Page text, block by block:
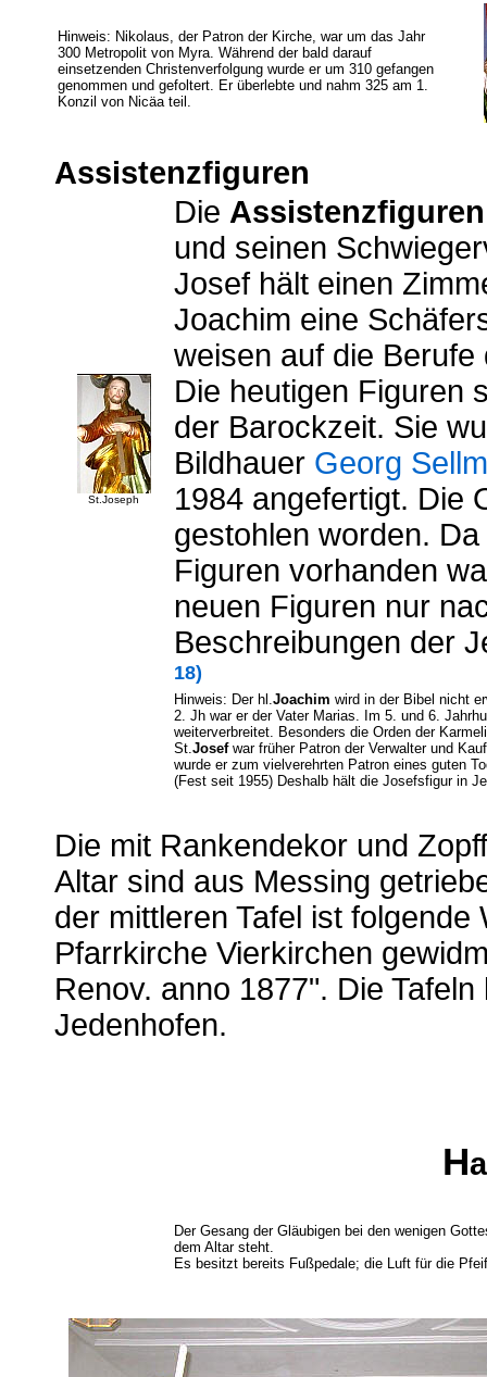
Hinweis: Nikolaus, der Patron der Kirche, war um das Jahr
300 Metropolit von Myra. Während der bald darauf
einsetzenden Christenverfolgung wurde er um 310 gefangen
genommen und gefoltert. Er überlebte und nahm 325 am 1.
Konzil von Nicäa teil.
Assistenzfiguren
St.Joseph
Die Assistenzfiguren
und seinen
Josef hält einen
Joachim eine
weisen auf die Berufe
Die heutigen Figuren
der Barockzeit. Sie
Bildhauer Georg
1984 angefertigt. Die
gestohlen worden.
Figuren vorhanden
neuen Figuren nur
Beschreibungen der
18)
Hinweis: Der hl.Joachim wird in der Bibel nicht
2. Jh war er der Vater Marias. Im 5. und 6.
weiterverbreitet. Besonders die Orden der
St.Josefwar früher Patron der Verwalter und
wurde er zum vielverehrten Patron eines guten
(Fest seit 1955) Deshalb hält die Josefsfigur in
Die mit Rankendekor und
Altar sind aus Messing
der mittleren Tafel ist
Pfarrkirche Vierkirchen
Renov. anno 1877". Die
Jedenhofen.
H
Der Gesang der Gläubigen bei den wenigen
dem Altar steht.
Es besitzt bereits Fußpedale; die Luft für die